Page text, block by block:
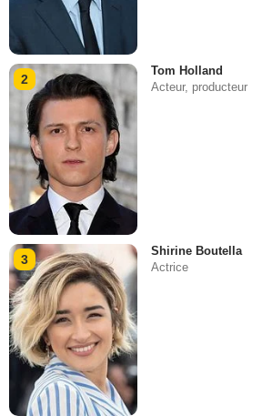
2
Tom Holland
Acteur, producteur
3
Shirine Boutella
Actrice